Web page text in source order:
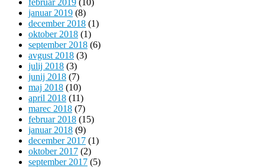
januar 2019 (8)
december 2018 (1)
oktober 2018 (1)
september 2018 (6)
avgust 2018 (3)
julij 2018 (3)
junij 2018 (7)
maj 2018 (10)
april 2018 (11)
marec 2018 (7)
februar 2018 (15)
januar 2018 (9)
december 2017 (1)
oktober 2017 (2)
september 2017 (5)